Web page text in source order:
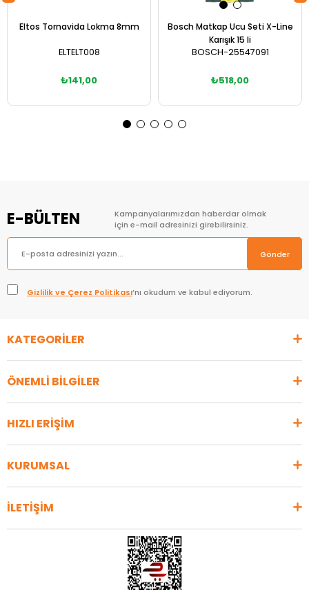
Eltos Tornavida Lokma 8mm
ELTELT008
₺141,00
Bosch Matkap Ucu Seti X-Line
Karışık 15 li
BOSCH-25547091
₺518,00
E-BÜLTEN
Kampanyalarımızdan haberdar olmak
için e-mail adresinizi girebilirsiniz.
Gönder
Gizlilik ve Çerez Politikası’nı okudum ve kabul ediyorum.
KATEGORİLER
ÖNEMLİ BİLGİLER
HIZLI ERİŞİM
KURUMSAL
İLETİŞİM